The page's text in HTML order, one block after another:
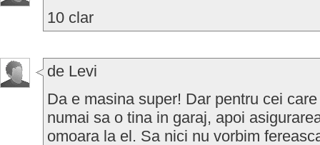
10 clar
de Levi
Da e masina super! Dar pentru cei
numai sa o tina in garaj, apoi
omoara la el. Sa nici nu vorbim